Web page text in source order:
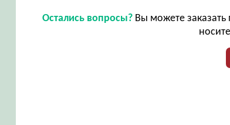
Остались вопросы? Вы можете